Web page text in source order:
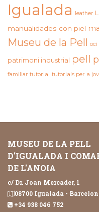
Igualada leather
manualidades con piel
Museu de la Pell oci
patrimoni industrial pell
familiar tutorial tutorials per a
MUSEU DE LA PELL
D'IGUALADA I
DE L'ANOIA
c/ Dr. Joan Mercader, 1
08700 Igualada -
+34 938 046 752